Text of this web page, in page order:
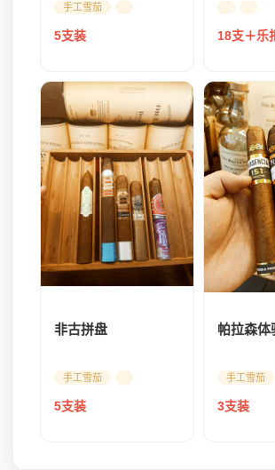
手工雪茄
5支装 18支＋乐
非古拼盘
手工雪茄
5支装
帕拉森体
手工雪茄
3支装